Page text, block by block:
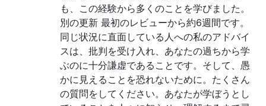
も、この経験から多くのことを学びました。
別の更新 最初のレビューから約6週間です。
同じ状況に直面している人への私のアドバイ
スは、批判を受け入れ、あなたの過ちから学
ぶのに十分謙虚であることです。そして、愚
かに見えることを恐れないために。たくさん
の質問をしてください。あなたが学ぼうとし